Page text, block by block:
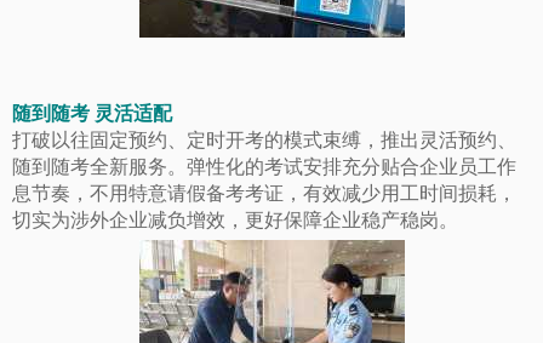
随到随考 灵活适配
打破以往固定预约、定时开考的模式束缚，推出灵活预约、
随到随考全新服务。弹性化的考试安排充分贴合企业员工作
息节奏，不用特意请假备考考证，有效减少用工时间损耗，
切实为涉外企业减负增效，更好保障企业稳产稳岗。